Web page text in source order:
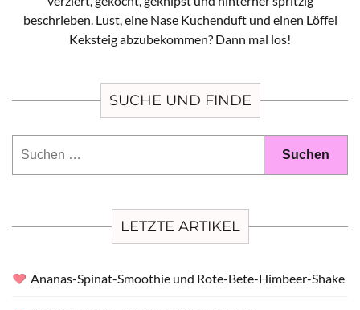
beschrieben. Lust, eine Nase Kuchenduft und einen Löffel
Keksteig abzubekommen? Dann mal los!
SUCHE UND FINDE
LETZTE ARTIKEL
Ananas-Spinat-Smoothie und Rote-Bete-Himbeer-Shake